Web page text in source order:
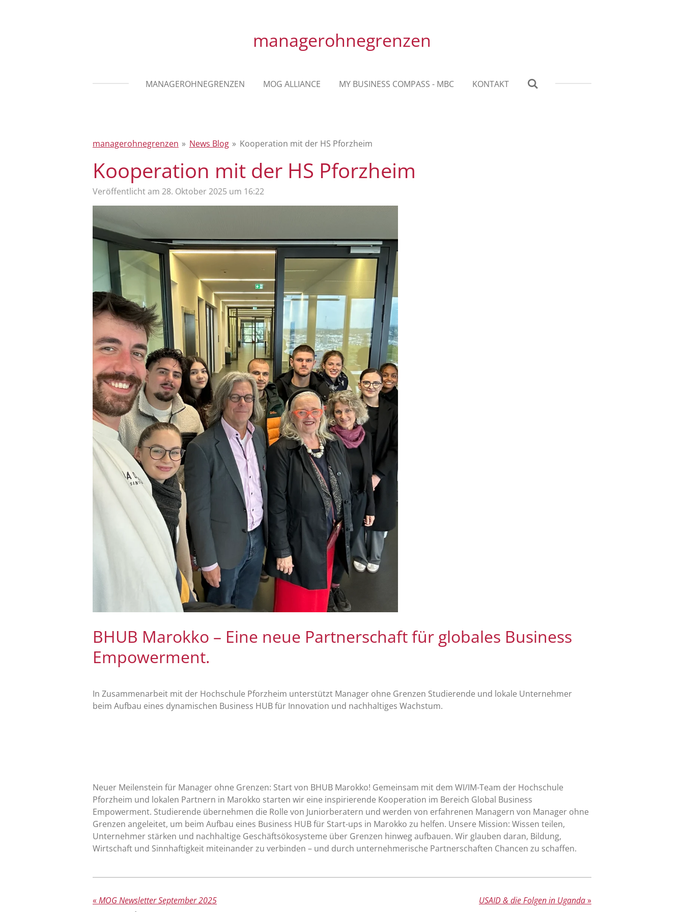
managerohnegrenzen
MANAGEROHNEGRENZEN MOG ALLIANCE MY BUSINESS COMPASS - MBC KONTAKT
managerohnegrenzen » News Blog » Kooperation mit der HS Pforzheim
Kooperation mit der HS Pforzheim
Veröffentlicht am 28. Oktober 2025 um 16:22
BHUB Marokko – Eine neue Partnerschaft für globales Business
Empowerment.
In Zusammenarbeit mit der Hochschule Pforzheim unterstützt Manager ohne Grenzen Studierende und lokale Unternehmer
beim Aufbau eines dynamischen Business HUB für Innovation und nachhaltiges Wachstum.
Neuer Meilenstein für Manager ohne Grenzen: Start von BHUB Marokko! Gemeinsam mit dem WI/IM-Team der Hochschule
Pforzheim und lokalen Partnern in Marokko starten wir eine inspirierende Kooperation im Bereich Global Business
Empowerment. Studierende übernehmen die Rolle von Juniorberatern und werden von erfahrenen Managern von Manager ohne
Grenzen angeleitet, um beim Aufbau eines Business HUB für Start-ups in Marokko zu helfen. Unsere Mission: Wissen teilen,
Unternehmer stärken und nachhaltige Geschäftsökosysteme über Grenzen hinweg aufbauen. Wir glauben daran, Bildung,
Wirtschaft und Sinnhaftigkeit miteinander zu verbinden – und durch unternehmerische Partnerschaften Chancen zu schaffen.
«MOG Newsletter September 2025 USAID & die Folgen in Uganda»